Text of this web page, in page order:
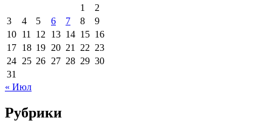
1
2
3
4 5 6 7 8
9
10 11 12 13 14 15 16
17 18 19 20 21 22 23
24 25 26 27 28 29 30
31
« Июл
Рубрики